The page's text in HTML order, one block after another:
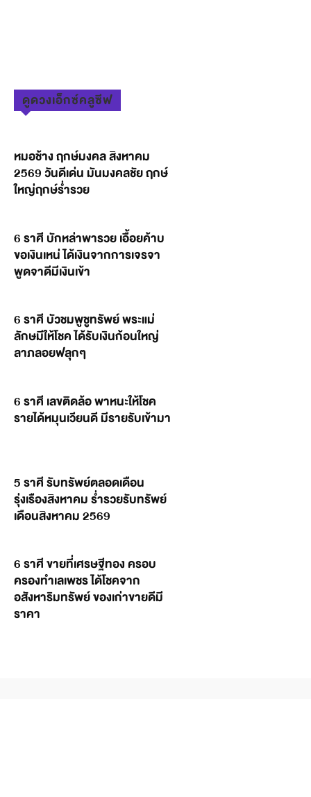
ดูดวงเอ็กซ์คลูซีฟ
หมอช้าง ฤกษ์มงคล สิงหาคม
2569 วันดีเด่น มันมงคลชัย ฤกษ์
ใหญ่ฤกษ์ร่ำรวย
6 ราศี บักหล่าพารวย เอื้อยค้าบ
ขอเงินเหน่ ได้เงินจากการเจรจา
พูดจาดีมีเงินเข้า
6 ราศี บัวชมพูชูทรัพย์ พระแม่
ลักษมีให้โชค ได้รับเงินก้อนใหญ่
ลาภลอยฟลุกๆ
6 ราศี เลขติดล้อ พาหนะให้โชค
รายได้หมุนเวียนดี มีรายรับเข้ามา
5 ราศี รับทรัพย์ตลอดเดือน
รุ่งเรืองสิงหาคม ร่ำรวยรับทรัพย์
เดือนสิงหาคม 2569
6 ราศี ขายที่เศรษฐีทอง ครอบ
ครองทำเลเพชร ได้โชคจาก
อสังหาริมทรัพย์ ของเก่าขายดีมี
ราคา